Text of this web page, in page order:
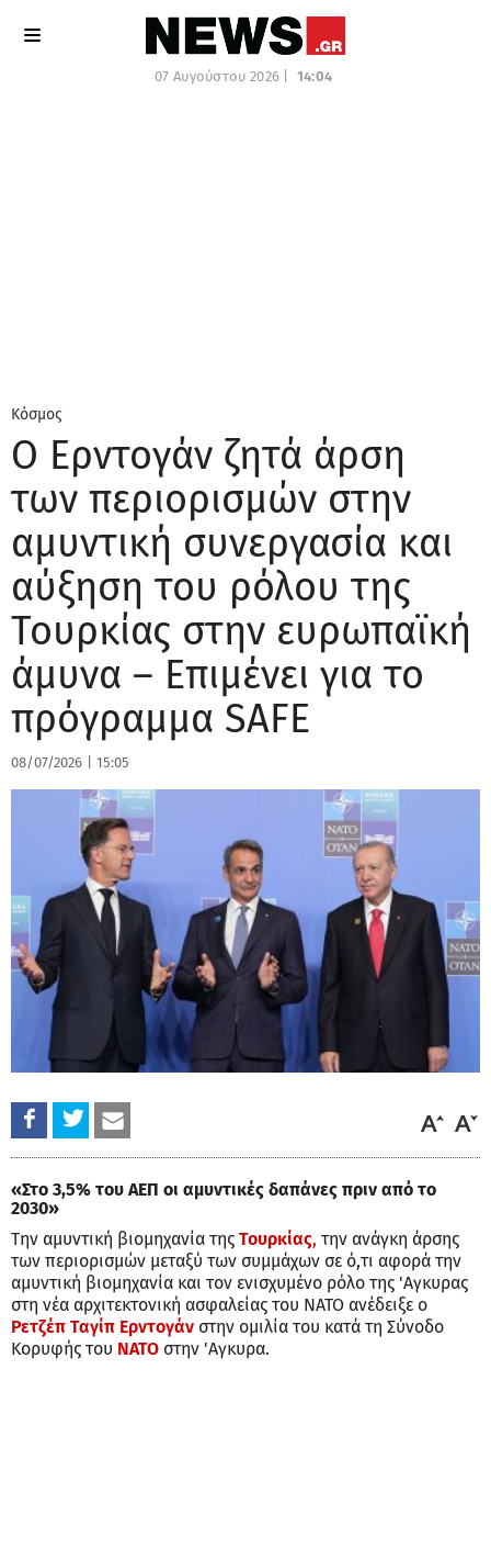
07 Αυγούστου 2026 | 14:04
Κόσμος
Ο Ερντογάν ζητά άρση
των περιορισμών στην
αμυντική συνεργασία και
αύξηση του ρόλου της
Τουρκίας στην ευρωπαϊκή
άμυνα – Επιμένει για το
πρόγραμμα SAFE
08/07/2026 15:05
«Στο 3,5% του ΑΕΠ οι αμυντικές δαπάνες πριν από το
2030»
Την αμυντική βιομηχανία της Τουρκίας, την ανάγκη άρσης
των περιορισμών μεταξύ των συμμάχων σε ό,τι αφορά την
αμυντική βιομηχανία και τον ενισχυμένο ρόλο της 'Αγκυρας
στη νέα αρχιτεκτονική ασφαλείας του ΝΑΤΟ ανέδειξε ο
Ρετζέπ Ταγίπ Ερντογάν στην ομιλία του κατά τη Σύνοδο
Κορυφής του ΝΑΤΟ στην 'Αγκυρα.